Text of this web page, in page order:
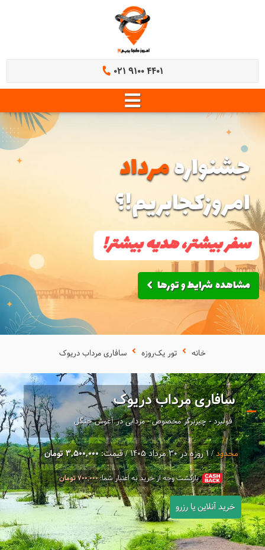
021 9100 4401
جشنوارهمرداد
امروزکجابریم!؟
سفر بیشتر، هدیه بیشتر!
مشاهده شرایط و تورها
خانه تور یک‌روزه سافاری مرداب دریوک
سافاری مرداب دریوک
فولبرد - چیزبرگر مخصوص - مردابی در آغوش جنگل
محدود/ 1 روزه در 30 مرداد 1405 / قیمت: 3,500,000 تومان
بازگشت وجه از خرید به اعتبار شما:700,000تومان
خرید آنلاین یا رزرو